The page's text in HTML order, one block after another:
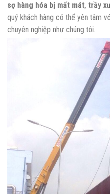
sợ hàng hóa bị mất mát, trầy
quý khách hàng có thể yên tâm
chuyên nghiệp như chúng tôi.